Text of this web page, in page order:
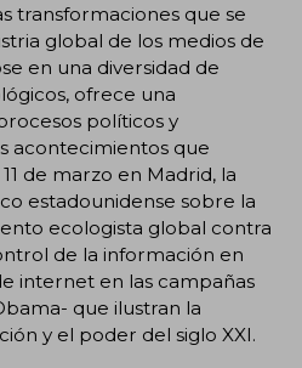
transformaciones que se
global de los medios de
en una diversidad de
ofrece una
políticos y
acontecimientos que
de marzo en Madrid, la
estadounidense sobre la
ecologista global contra
de la información en
internet en las campañas
que ilustran la
y el poder del siglo XXI.